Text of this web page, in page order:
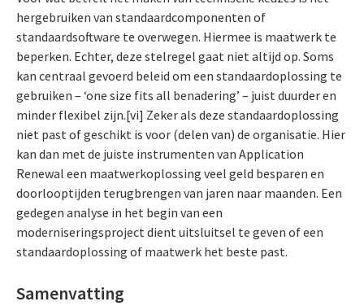
hergebruiken van standaardcomponenten of
standaardsoftware te overwegen. Hiermee is maatwerk te
beperken. Echter, deze stelregel gaat niet altijd op. Soms
kan centraal gevoerd beleid om een standaardoplossing te
gebruiken – ‘one size fits all benadering’ – juist duurder en
minder flexibel zijn.[vi] Zeker als deze standaardoplossing
niet past of geschikt is voor (delen van) de organisatie. Hier
kan dan met de juiste instrumenten van Application
Renewal een maatwerkoplossing veel geld besparen en
doorlooptijden terugbrengen van jaren naar maanden. Een
gedegen analyse in het begin van een
moderniseringsproject dient uitsluitsel te geven of een
standaardoplossing of maatwerk het beste past.
Samenvatting